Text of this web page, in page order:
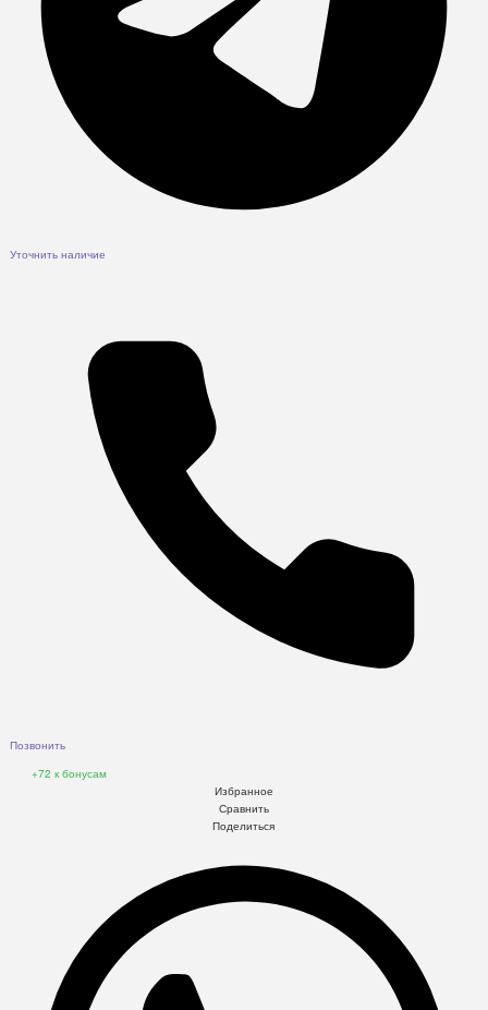
Уточнить наличие
Позвонить
+72 к бонусам
Избранное
Сравнить
Поделиться